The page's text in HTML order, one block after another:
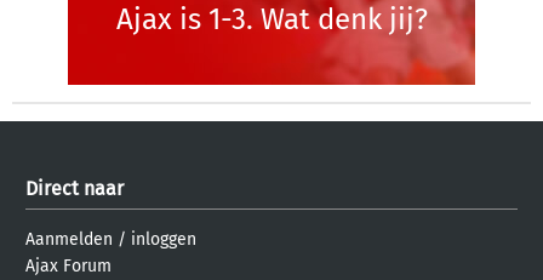
Ajax is 1-3. Wat denk jij?
Direct naar
Aanmelden / inloggen
Ajax Forum